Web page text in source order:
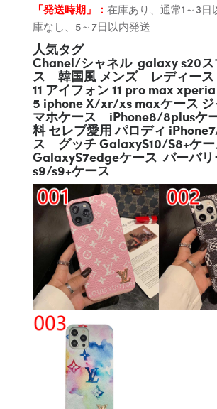
「発送時期 」： 在庫あり、通常1～3日
庫なし、5～7日以内発送
人気タグ
Chanel/シャネル galaxy s20ス
ス 韓国風 メンズ レディース
11 アイフォン 11 pro max
5 iphone X/xr/xs maxケース ジ
マホケース iPhone8/8plusケ
料 セレブ愛用 パロディ
ス グッチGalaxyS10/S8+ケ
GalaxyS7edgeケース バーバ
s9/s9+ケース